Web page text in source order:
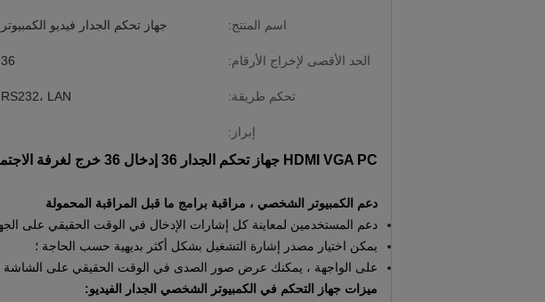
اسم المنتج: جهاز تحكم الجدار فيديو الكمبيوتر
الحد الأقصى لإخراج الأرقام: 36
تحكم طريقة: RS232، LAN
إبراز:
HDMI VGA PC جهاز تحكم الجدار 36 إدخال 36 خرج لغرفة الاجتماعات
دعم الكمبيوتر الشخصي ، مراقبة برامج ما قبل المراقبة المحمولة
دعم المستخدمين لمعاينة كل إشارات الإدخال في الوقت الحقيقي على
يمكن اختيار مصدر إشارة التشغيل بشكل أكثر بديهية حسب الحاجة ؛
على الواجهة ، يمكنك عرض صور الصدى في الوقت الحقيقي على الشاشة
ميزات جهاز التحكم في الكمبيوتر الشخصي الجدار الفيديو: